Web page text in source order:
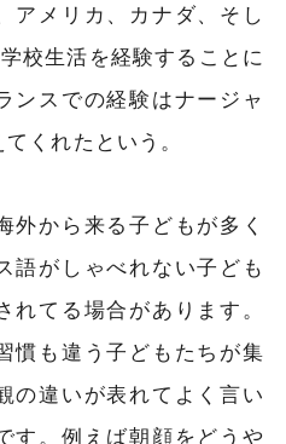
アメリカ、カナダ、そし
校生活を経験することに
ンスでの経験はナージャ
くれたという。
外から来る子どもが多く
語がしゃべれない子ども
てる場合があります。
慣 も違う子どもたちが集
の違いが表れてよく言い
す。例えば朝顔をどうや